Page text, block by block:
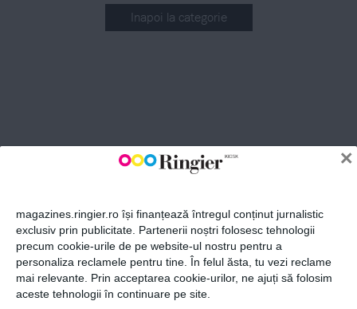
×
magazines.ringier.ro își finanțează întregul conținut jurnalistic
exclusiv prin publicitate. Partenerii noștri folosesc tehnologii
precum cookie-urile de pe website-ul nostru pentru a
personaliza reclamele pentru tine. În felul ăsta, tu vezi reclame
mai relevante. Prin acceptarea cookie-urilor, ne ajuți să folosim
aceste tehnologii în continuare pe site.
Inapoi la categorie
ABONEAZĂ-TE